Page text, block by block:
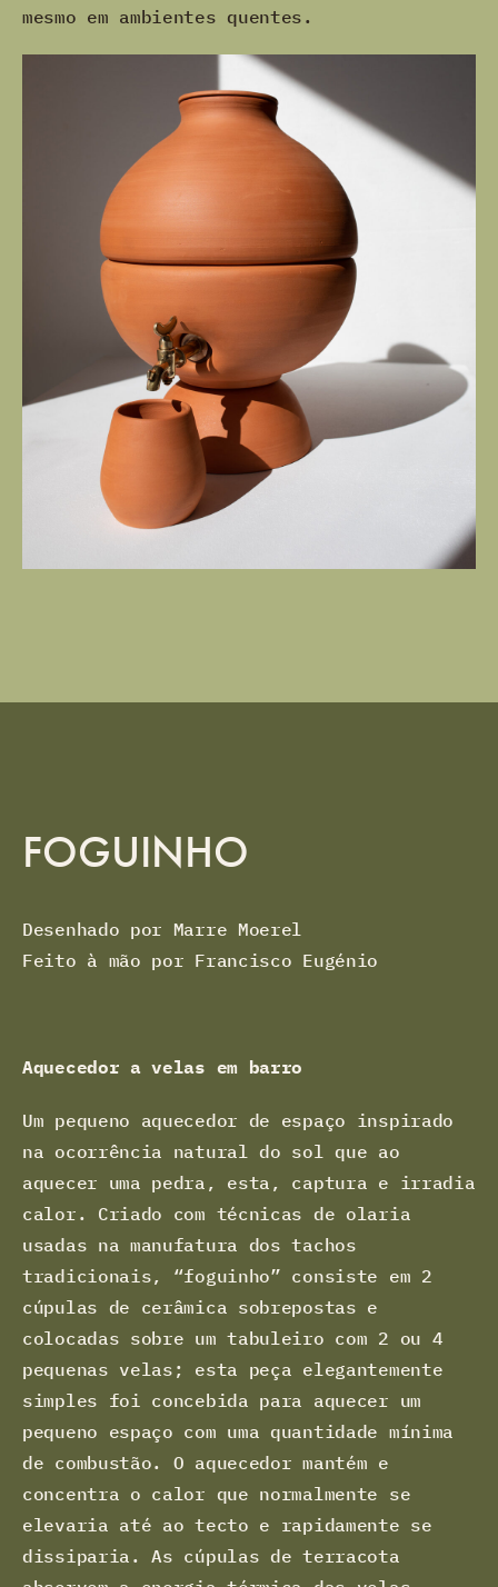
mesmo em ambientes quentes.
FOGUINHO
Desenhado por Marre Moerel
Feito à mão por Francisco Eugénio
Aquecedor a velas em barro
Um pequeno aquecedor de espaço inspirado
na ocorrência natural do sol que ao
aquecer uma pedra, esta, captura e irradia
calor. Criado com técnicas de olaria
usadas na manufatura dos tachos
tradicionais, “foguinho” consiste em 2
cúpulas de cerâmica sobrepostas e
colocadas sobre um tabuleiro com 2 ou 4
pequenas velas; esta peça elegantemente
simples foi concebida para aquecer um
pequeno espaço com uma quantidade mínima
de combustão. O aquecedor mantém e
concentra o calor que normalmente se
elevaria até ao tecto e rapidamente se
dissiparia. As cúpulas de terracota